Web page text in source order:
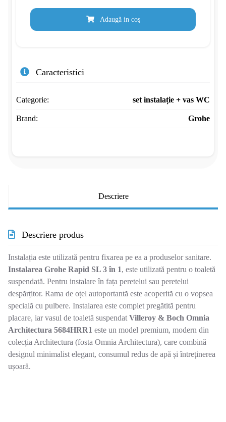
Adaugă in coş
Caracteristici
Categorie: set instalație + vas WC
Brand: Grohe
Descriere
Descriere produs
Instalația este utilizată pentru fixarea pe ea a produselor sanitare.
Instalarea Grohe Rapid SL 3 în 1, este utilizată pentru o toaletă
suspendată. Pentru instalare în fața peretelui sau peretelui
despărțitor. Rama de oțel autoportantă este acoperită cu o vopsea
specială cu pulbere. Instalarea este complet pregătită pentru
placare, iar vasul de toaletă suspendat Villeroy & Boch Omnia
Architectura 5684HRR1 este un model premium, modern din
colecția Architectura (fosta Omnia Architectura), care combină
designul minimalist elegant, consumul redus de apă și întreținerea
ușoară.